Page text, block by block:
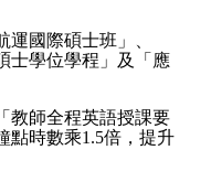
國際碩士班」、
士學位學程」及「應
教師全程英語授課要
點時數乘1.5倍，提升